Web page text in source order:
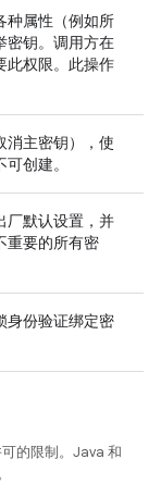
种属性（例如所
密钥。调用方在
此权限。此操作
消主密钥），使
创建。
厂默认设置，并
重要的所有密
身份验证绑定密
的限制。Java 和